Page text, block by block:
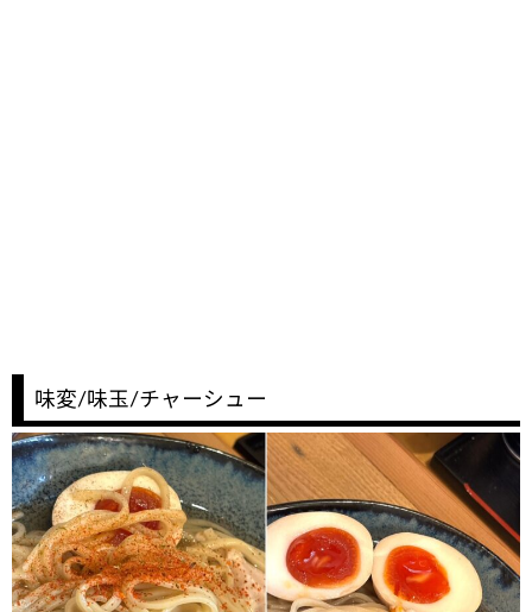
味変/味玉/チャーシュー